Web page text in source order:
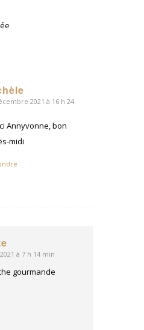
2021 à 16 h 24
Annyvonne, bon
midi
à 7 h 14 min
gourmande